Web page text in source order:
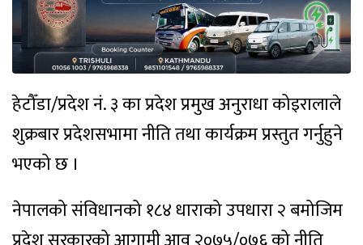
हेटौँडा/प्रदेश नं. ३ का प्रदेश प्रमुख अनुराधा कोइरालाले
शुक्रबार प्रदेशसभामा नीति तथा कार्यक्रम प्रस्तुत गर्नुहुने
भएको छ ।
नेपालको संविधानको १८४ धाराको उपधारा २ बमोजिम